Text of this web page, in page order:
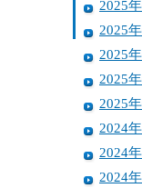
2025
2025
2025
2025
2025
2024
2024
2024